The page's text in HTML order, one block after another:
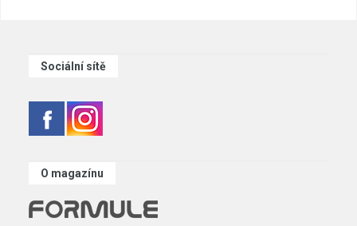
Sociální sítě
O magazínu